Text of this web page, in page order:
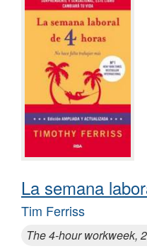
La semana
Tim Ferriss
The 4-hour workweek,